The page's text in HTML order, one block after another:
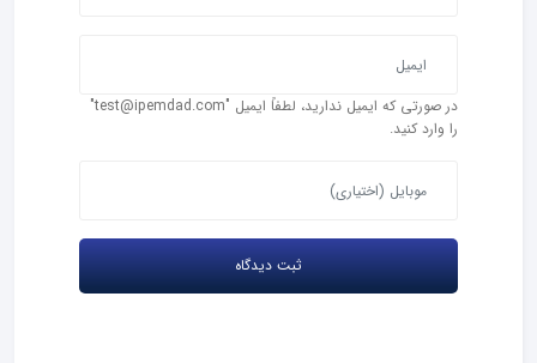
در صورتی که ایمیل ندارید، لطفاً ایمیل "test@ipemdad.com"
را وارد کنید.